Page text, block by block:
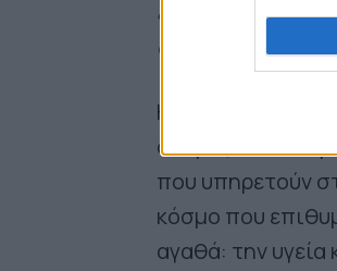
είναι
συνεχιστεί».
Η Νίσυρος, όπως
στηρίξουν οι
που υπηρετούν
κόσμο που
αγαθά: την